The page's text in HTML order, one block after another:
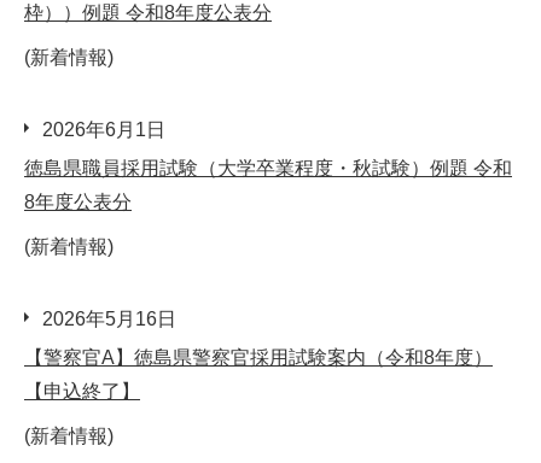
枠））例題 令和8年度公表分
(新着情報)
2026年6月1日
徳島県職員採用試験（大学卒業程度・秋試験）例題 令和
8年度公表分
(新着情報)
2026年5月16日
【警察官A】徳島県警察官採用試験案内（令和8年度）
【申込終了】
(新着情報)